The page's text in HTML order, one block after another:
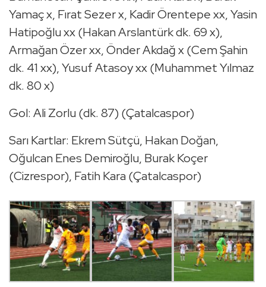
Yamaç x, Fırat Sezer x, Kadir Örentepe xx, Yasin
Hatipoğlu xx (Hakan Arslantürk dk. 69 x),
Armağan Özer xx, Önder Akdağ x (Cem Şahin
dk. 41 xx), Yusuf Atasoy xx (Muhammet Yılmaz
dk. 80 x)
Gol: Ali Zorlu (dk. 87) (Çatalcaspor)
Sarı Kartlar: Ekrem Sütçü, Hakan Doğan,
Oğulcan Enes Demiroğlu, Burak Koçer
(Cizrespor), Fatih Kara (Çatalcaspor)